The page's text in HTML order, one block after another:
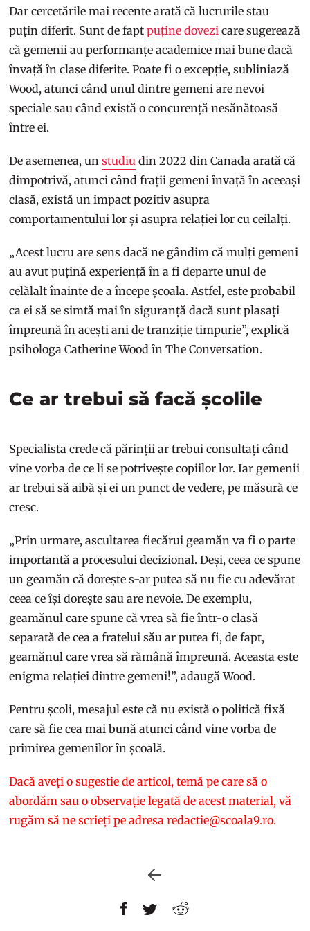
Dar cercetările mai recente arată că lucrurile stau
puțin diferit. Sunt de faptpuține dovezi care sugerează
că gemenii au performanțe academice mai bune dacă
învață în clase diferite. Poate fi o excepție, subliniază
Wood, atunci când unul dintre gemeni are nevoi
speciale sau când există o concurență nesănătoasă
între ei.
De asemenea, unstudiu din 2022 din Canada arată că
dimpotrivă, atunci când frații gemeni învață în aceeași
clasă, există un impact pozitiv asupra
comportamentului lor și asupra relației lor cu ceilalți.
„Acest lucru are sens dacă ne gândim că mulți gemeni
au avut puțină experiență în a fi departe unul de
celălalt înainte de a începe școala. Astfel, este probabil
ca ei să se simtă mai în siguranță dacă sunt plasați
împreună în acești ani de tranziție timpurie”, explică
psihologa Catherine Wood în The Conversation.
Ce ar trebui să facă școlile
Specialista crede că părinții ar trebui consultați când
vine vorba de ce li se potrivește copiilor lor. Iar gemenii
ar trebui să aibă și ei un punct de vedere, pe măsură ce
cresc.
„Prin urmare, ascultarea fiecărui geamăn va fi o parte
importantă a procesului decizional. Deși, ceea ce spune
un geamăn că dorește s-ar putea să nu fie cu adevărat
ceea ce își dorește sau are nevoie. De exemplu,
geamănul care spune că vrea să fie într-o clasă
separată de cea a fratelui său ar putea fi, de fapt,
geamănul care vrea să rămână împreună. Aceasta este
enigma relației dintre gemeni!”, adaugă Wood.
Pentru școli, mesajul este că nu există o politică fixă
care să fie cea mai bună atunci când vine vorba de
primirea gemenilor în școală.
Dacă aveți o sugestie de articol, temă pe care să o
abordăm sau o observație legată de acest material, vă
rugăm să ne scrieți pe adresa redactie@scoala9.ro.